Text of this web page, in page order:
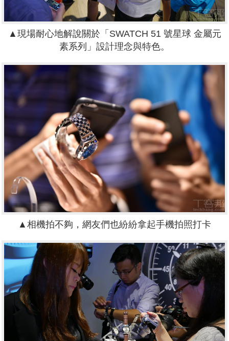
▲現場耐心地解說關於「 SWATCH 51 號星球 金屬元
素系列 」設計理念與特色。
▲ 相機拍不夠，網友們也紛紛拿起手機拍照打卡